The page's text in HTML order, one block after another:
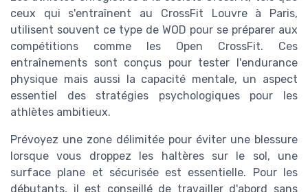
compétitions comme les Open CrossFit. Ces
entraînements sont conçus pour tester l'endurance
physique mais aussi la capacité mentale, un aspect
essentiel des stratégies psychologiques pour les
athlètes ambitieux.
Prévoyez une zone délimitée pour éviter une blessure
lorsque vous droppez les haltères sur le sol, une
surface plane et sécurisée est essentielle. Pour les
débutants, il est conseillé de travailler d'abord sans
charge, en répétant le mouvement jusqu'à atteindre
une maîtrise complète avant de progresser vers des